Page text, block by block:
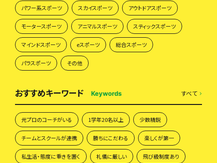
パワー系スポーツ スカイスポーツ アウトドアスポーツ
モータースポーツ アニマルスポーツ スティックスポーツ
マインドスポーツ eスポーツ 総合スポーツ
パラスポーツ その他
おすすめキーワード Keywords すべて
元プロのコーチがいる 1学年20名以上 少数精鋭
チームとスクールが連携 勝ちにこだわる 楽しくが第一
私生活・態度に重きを置く 礼儀に厳しい 飛び級制度あり